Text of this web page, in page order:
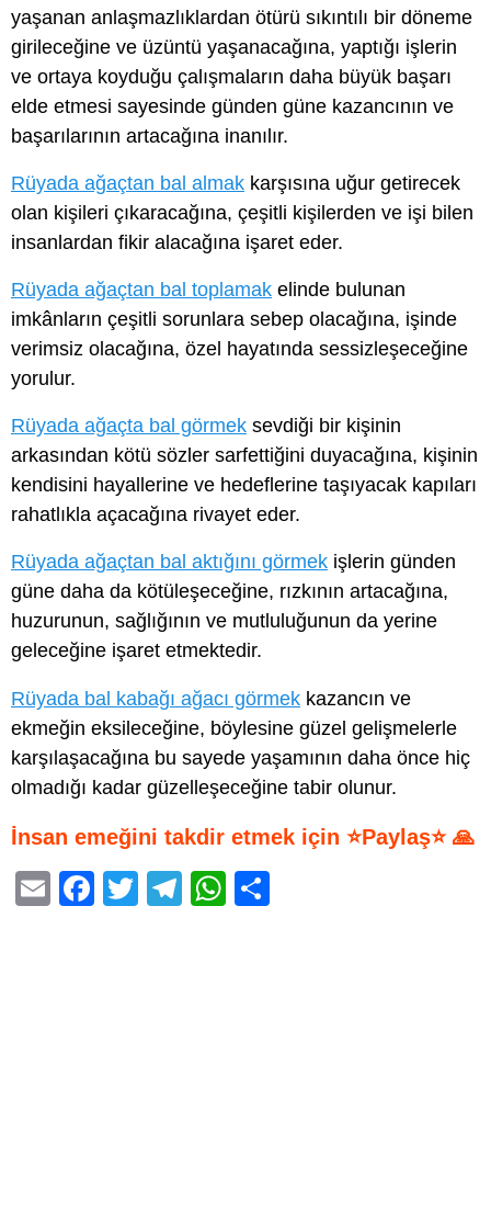
yaşanan anlaşmazlıklardan ötürü sıkıntılı bir döneme
girileceğine ve üzüntü yaşanacağına, yaptığı işlerin
ve ortaya koyduğu çalışmaların daha büyük başarı
elde etmesi sayesinde günden güne kazancının ve
başarılarının artacağına inanılır.
Rüyada ağaçtan bal almak karşısına uğur getirecek
olan kişileri çıkaracağına, çeşitli kişilerden ve işi bilen
insanlardan fikir alacağına işaret eder.
Rüyada ağaçtan bal toplamak elinde bulunan
imkânların çeşitli sorunlara sebep olacağına, işinde
verimsiz olacağına, özel hayatında sessizleşeceğine
yorulur.
Rüyada ağaçta bal görmek sevdiği bir kişinin
arkasından kötü sözler sarfettiğini duyacağına, kişinin
kendisini hayallerine ve hedeflerine taşıyacak kapıları
rahatlıkla açacağına rivayet eder.
Rüyada ağaçtan bal aktığını görmek işlerin günden
güne daha da kötüleşeceğine, rızkının artacağına,
huzurunun, sağlığının ve mutluluğunun da yerine
geleceğine işaret etmektedir.
Rüyada bal kabağı ağacı görmek kazancın ve
ekmeğin eksileceğine, böylesine güzel gelişmelerle
karşılaşacağına bu sayede yaşamının daha önce hiç
olmadığı kadar güzelleşeceğine tabir olunur.
İnsan emeğini takdir etmek için ⭐Paylaş⭐ 🙏
E
F
T
T
W